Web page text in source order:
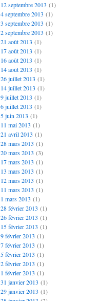
12 septembre 2013 (1)
4 septembre 2013 (1)
3 septembre 2013 (1)
2 septembre 2013 (1)
21 août 2013 (1)
17 août 2013 (1)
16 août 2013 (1)
14 août 2013 (1)
26 juillet 2013 (1)
14 juillet 2013 (1)
9 juillet 2013 (1)
6 juillet 2013 (1)
5 juin 2013 (1)
11 mai 2013 (1)
21 avril 2013 (1)
28 mars 2013 (1)
20 mars 2013 (3)
17 mars 2013 (1)
13 mars 2013 (1)
12 mars 2013 (1)
11 mars 2013 (1)
1 mars 2013 (1)
28 février 2013 (1)
26 février 2013 (1)
15 février 2013 (1)
9 février 2013 (1)
7 février 2013 (1)
5 février 2013 (1)
2 février 2013 (1)
1 février 2013 (1)
31 janvier 2013 (1)
29 janvier 2013 (1)